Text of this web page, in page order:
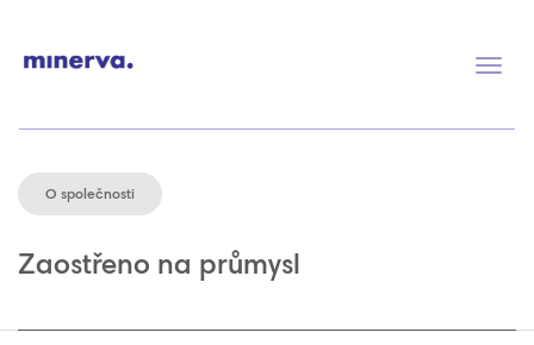
O společnosti
Zaostřeno na průmysl